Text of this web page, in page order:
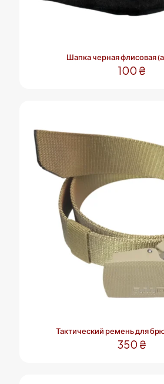
Шапка черная флисовая
100 ₴
Опции
можно
выбрать
на
Тактический ремень для
350 ₴